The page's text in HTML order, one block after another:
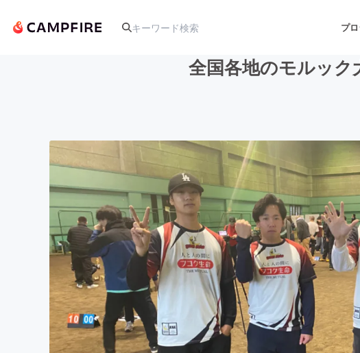
プ
アート・写真 音楽
テクノロジー・ガジェット ゲーム
映像・映画 書籍・
ビジネス・起業 チャレン
まちづくり・地域活性化
全国各地のモルック